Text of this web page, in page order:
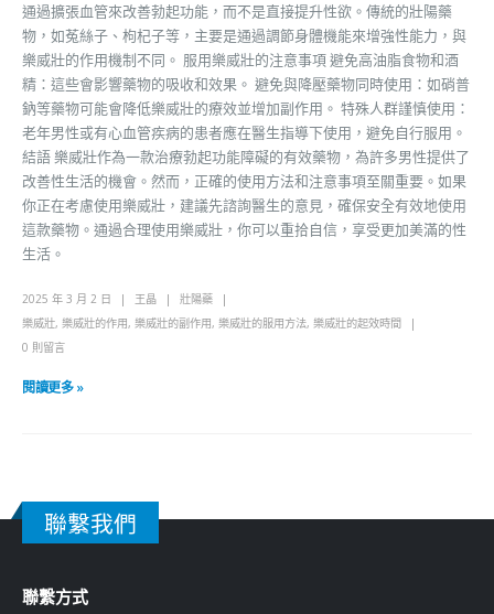
通過擴張血管來改善勃起功能，而不是直接提升性欲。傳統的壯陽藥
物，如菟絲子、枸杞子等，主要是通過調節身體機能來增強性能力，與
樂威壯的作用機制不同。 服用樂威壯的注意事項 避免高油脂食物和酒
精：這些會影響藥物的吸收和效果。 避免與降壓藥物同時使用：如硝普
鈉等藥物可能會降低樂威壯的療效並增加副作用。 特殊人群謹慎使用：
老年男性或有心血管疾病的患者應在醫生指導下使用，避免自行服用。
結語 樂威壯作為一款治療勃起功能障礙的有效藥物，為許多男性提供了
改善性生活的機會。然而，正確的使用方法和注意事項至關重要。如果
你正在考慮使用樂威壯，建議先諮詢醫生的意見，確保安全有效地使用
這款藥物。通過合理使用樂威壯，你可以重拾自信，享受更加美滿的性
生活。
2025 年 3 月 2 日 王晶
壯陽藥
樂威壯, 樂威壯的作用, 樂威壯的副作用, 樂威壯的服用方法, 樂威壯的起效時間
0 則留言
閱讀更多 »
聯繫我們
聯繫方式